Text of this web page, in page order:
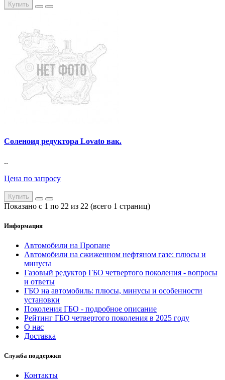
Купить
Соленоид редуктора Lovato вак.
..
Цена по запросу
Купить
Показано с 1 по 22 из 22 (всего 1 страниц)
Информация
Автомобили на Пропане
Автомобили на сжиженном нефтяном газе: плюсы и
минусы
Газовый редуктор ГБО четвертого поколения - вопросы
и ответы
ГБО на автомобиль: плюсы, минусы и особенности
установки
Поколения ГБО - подробное описание
Рейтинг ГБО четвертого поколения в 2025 году
О нас
Доставка
Служба поддержки
Контакты